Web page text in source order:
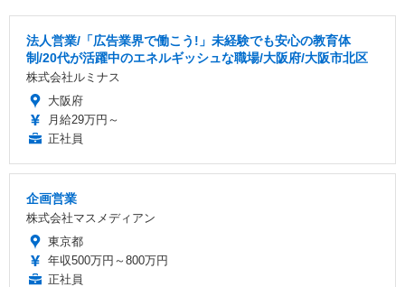
法人営業/「広告業界で働こう!」未経験でも安心の教育体
制/20代が活躍中のエネルギッシュな職場/大阪府/大阪市北区
株式会社ルミナス
大阪府
月給29万円～
正社員
企画営業
株式会社マスメディアン
東京都
年収500万円～800万円
正社員